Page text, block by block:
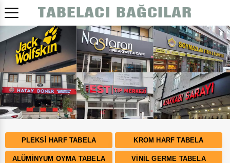
Bizden Fiyat Almadan Tabela Yaptırmayın!
PLEKSI HARF TABELA KROM HARF TABELA
ALÜMINYUM OYMA TABELA VINIL GERME TABELA